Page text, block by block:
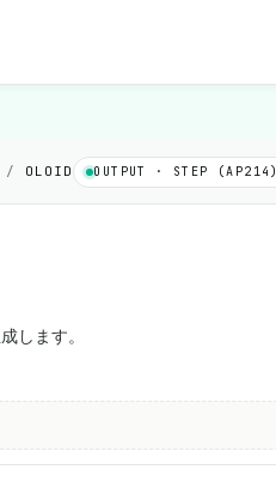
/ OLOID OUTPUT · STEP (AP214)
します。